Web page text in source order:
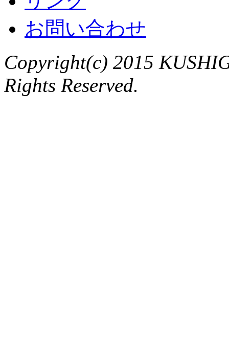
お問い合わせ
Copyright(c) 2015
Rights Reserved.